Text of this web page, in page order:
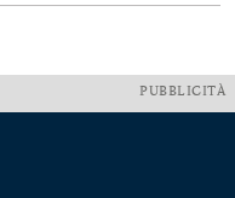
PUBBLICITÀ